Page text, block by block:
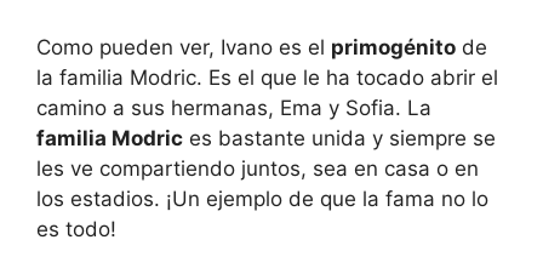
Como pueden ver, Ivano es el primogénito de
la familia Modric. Es el que le ha tocado abrir el
camino a sus hermanas, Ema y Sofia. La
familia Modric es bastante unida y siempre se
les ve compartiendo juntos, sea en casa o en
los estadios. ¡Un ejemplo de que la fama no lo
es todo!